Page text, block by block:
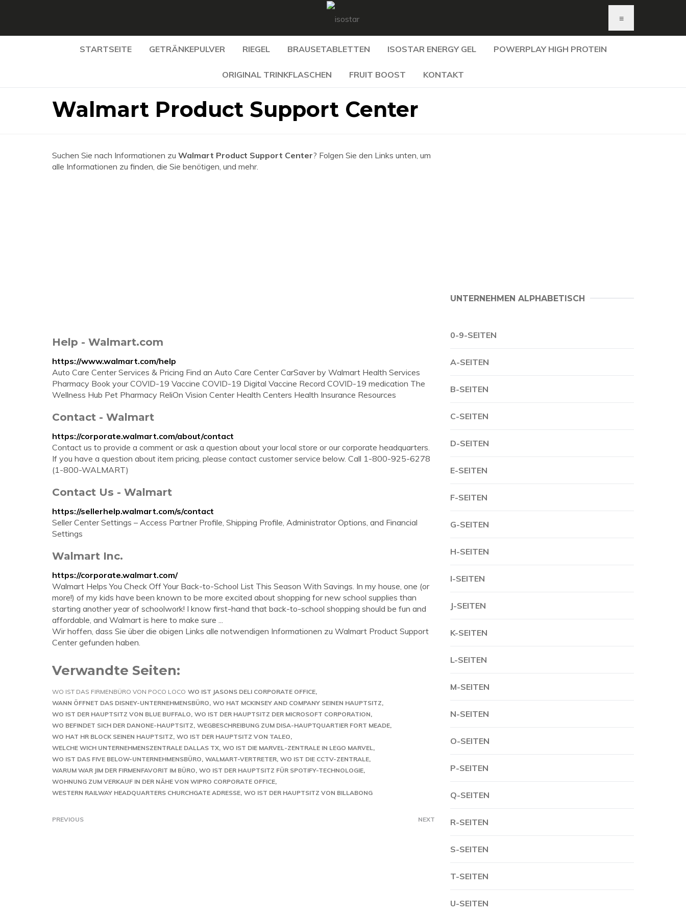
≡
STARTSEITE GETRÄNKEPULVER RIEGEL BRAUSETABLETTEN ISOSTAR ENERGY GEL POWERPLAY HIGH PROTEIN
ORIGINAL TRINKFLASCHEN FRUIT BOOST KONTAKT
Walmart Product Support Center
Suchen Sie nach Informationen zu Walmart Product Support Center? Folgen Sie den Links unten, um
alle Informationen zu finden, die Sie benötigen, und mehr.
Help - Walmart.com
https://www.walmart.com/help
Auto Care Center Services & Pricing Find an Auto Care Center CarSaver by Walmart Health Services
Pharmacy Book your COVID-19 Vaccine COVID-19 Digital Vaccine Record COVID-19 medication The
Wellness Hub Pet Pharmacy ReliOn Vision Center Health Centers Health Insurance Resources
Contact - Walmart
https://corporate.walmart.com/about/contact
Contact us to provide a comment or ask a question about your local store or our corporate headquarters.
If you have a question about item pricing, please contact customer service below. Call 1-800-925-6278
(1-800-WALMART)
Contact Us - Walmart
https://sellerhelp.walmart.com/s/contact
Seller Center Settings – Access Partner Profile, Shipping Profile, Administrator Options, and Financial
Settings
Walmart Inc.
https://corporate.walmart.com/
Walmart Helps You Check Off Your Back-to-School List This Season With Savings. In my house, one (or
more!) of my kids have been known to be more excited about shopping for new school supplies than
starting another year of schoolwork! I know first-hand that back-to-school shopping should be fun and
affordable, and Walmart is here to make sure ...
Wir hoffen, dass Sie über die obigen Links alle notwendigen Informationen zu Walmart Product Support
Center gefunden haben.
Verwandte Seiten:
WO IST DAS FIRMENBÜRO VON POCO LOCO WO IST JASONS DELI CORPORATE OFFICE
WANN ÖFFNET DAS DISNEY-UNTERNEHMENSBÜRO WO HAT MCKINSEY AND COMPANY SEINEN HAUPTSITZ
WO IST DER HAUPTSITZ VON BLUE BUFFALO WO IST DER HAUPTSITZ DER MICROSOFT CORPORATION
WO BEFINDET SICH DER DANONE-HAUPTSITZ WEGBESCHREIBUNG ZUM DISA-HAUPTQUARTIER FORT MEADE
WO HAT HR BLOCK SEINEN HAUPTSITZ WO IST DER HAUPTSITZ VON TALEO
WELCHE WICH UNTERNEHMENSZENTRALE DALLAS TX WO IST DIE MARVEL-ZENTRALE IN LEGO MARVEL
WO IST DAS FIVE BELOW-UNTERNEHMENSBÜRO WALMART-VERTRETER WO IST DIE CCTV-ZENTRALE
WARUM WAR JIM DER FIRMENFAVORIT IM BÜRO WO IST DER HAUPTSITZ FÜR SPOTIFY-TECHNOLOGIE
WOHNUNG ZUM VERKAUF IN DER NÄHE VON WIPRO CORPORATE OFFICE
WESTERN RAILWAY HEADQUARTERS CHURCHGATE ADRESSE WO IST DER HAUPTSITZ VON BILLABONG
PREVIOUS NEXT
UNTERNEHMEN ALPHABETISCH
0-9-SEITEN
A-SEITEN
B-SEITEN
C-SEITEN
D-SEITEN
E-SEITEN
F-SEITEN
G-SEITEN
H-SEITEN
I-SEITEN
J-SEITEN
K-SEITEN
L-SEITEN
M-SEITEN
N-SEITEN
O-SEITEN
P-SEITEN
Q-SEITEN
R-SEITEN
S-SEITEN
T-SEITEN
U-SEITEN